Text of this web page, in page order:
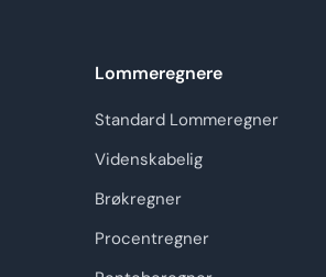
Lommeregnere
Standard Lommeregner
Videnskabelig
Brøkregner
Procentregner